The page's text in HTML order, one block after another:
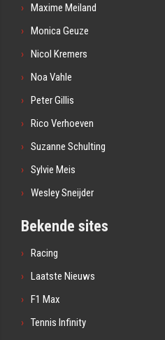
Maxime Meiland
Monica Geuze
Nicol Kremers
Noa Vahle
Peter Gillis
Rico Verhoeven
Suzanne Schulting
Sylvie Meis
Wesley Sneijder
Bekende sites
Racing
Laatste Nieuws
F1 Max
Tennis Infinity